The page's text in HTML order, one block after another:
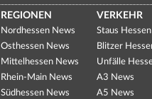
REGIONEN
Nordhessen News
Osthessen News
Mittelhessen News
Rhein-Main News
Südhessen News
VERKEHR
Staus Hessen
Blitzer
Unfälle
A3 News
A5 News